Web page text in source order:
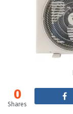
0
Shares